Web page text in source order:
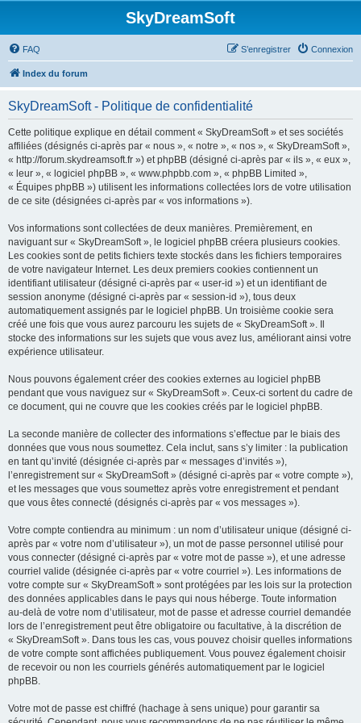
SkyDreamSoft
FAQ Connexion
S’enregistrer
Index du forum
SkyDreamSoft - Politique de confidentialité
Cette politique explique en détail comment « SkyDreamSoft » et ses sociétés
affiliées (désignés ci-après par « nous », « notre », « nos », « SkyDreamSoft »,
« http://forum.skydreamsoft.fr ») et phpBB (désigné ci-après par « ils », « eux »,
« leur », « logiciel phpBB », « www.phpbb.com », « phpBB Limited »,
« Équipes phpBB ») utilisent les informations collectées lors de votre utilisation
de ce site (désignées ci-après par « vos informations »).
Vos informations sont collectées de deux manières. Premièrement, en
naviguant sur « SkyDreamSoft », le logiciel phpBB créera plusieurs cookies.
Les cookies sont de petits fichiers texte stockés dans les fichiers temporaires
de votre navigateur Internet. Les deux premiers cookies contiennent un
identifiant utilisateur (désigné ci-après par « user-id ») et un identifiant de
session anonyme (désigné ci-après par « session-id »), tous deux
automatiquement assignés par le logiciel phpBB. Un troisième cookie sera
créé une fois que vous aurez parcouru les sujets de « SkyDreamSoft ». Il
stocke des informations sur les sujets que vous avez lus, améliorant ainsi votre
expérience utilisateur.
Nous pouvons également créer des cookies externes au logiciel phpBB
pendant que vous naviguez sur « SkyDreamSoft ». Ceux-ci sortent du cadre de
ce document, qui ne couvre que les cookies créés par le logiciel phpBB.
La seconde manière de collecter des informations s’effectue par le biais des
données que vous nous soumettez. Cela inclut, sans s’y limiter : la publication
en tant qu’invité (désignée ci-après par « messages d’invités »),
l’enregistrement sur « SkyDreamSoft » (désigné ci-après par « votre compte »),
et les messages que vous soumettez après votre enregistrement et pendant
que vous êtes connecté (désignés ci-après par « vos messages »).
Votre compte contiendra au minimum : un nom d’utilisateur unique (désigné ci-
après par « votre nom d’utilisateur »), un mot de passe personnel utilisé pour
vous connecter (désigné ci-après par « votre mot de passe »), et une adresse
courriel valide (désignée ci-après par « votre courriel »). Les informations de
votre compte sur « SkyDreamSoft » sont protégées par les lois sur la protection
des données applicables dans le pays qui nous héberge. Toute information
au-delà de votre nom d’utilisateur, mot de passe et adresse courriel demandée
lors de l’enregistrement peut être obligatoire ou facultative, à la discrétion de
« SkyDreamSoft ». Dans tous les cas, vous pouvez choisir quelles informations
de votre compte sont affichées publiquement. Vous pouvez également choisir
de recevoir ou non les courriels générés automatiquement par le logiciel
phpBB.
Votre mot de passe est chiffré (hachage à sens unique) pour garantir sa